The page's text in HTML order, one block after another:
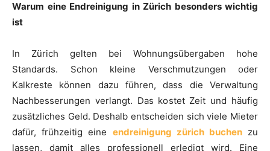
Warum eine Endreinigung in Zürich besonders wichtig
ist
In Zürich gelten bei Wohnungsübergaben hohe
Standards. Schon kleine Verschmutzungen oder
Kalkreste können dazu führen, dass die Verwaltung
Nachbesserungen verlangt. Das kostet Zeit und häufig
zusätzliches Geld. Deshalb entscheiden sich viele Mieter
dafür, frühzeitig eine endreinigung zürich buchenzu
lassen, damit alles professionell erledigt wird. Eine